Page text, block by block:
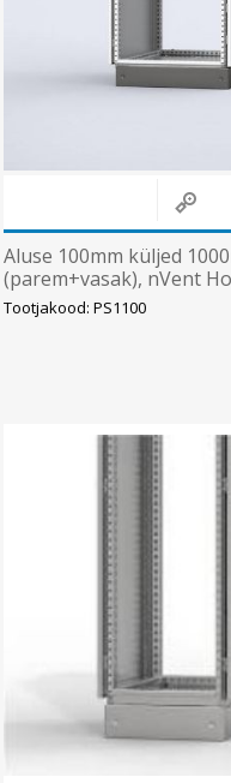
Aluse 100mm küljed
(parem+vasak), nVent
Tootjakood: PS1100